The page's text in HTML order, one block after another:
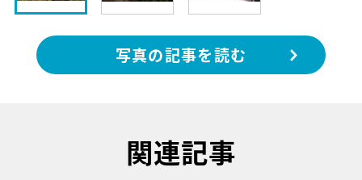
写真の記事を読む
関連記事